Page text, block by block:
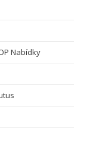
Nabídky